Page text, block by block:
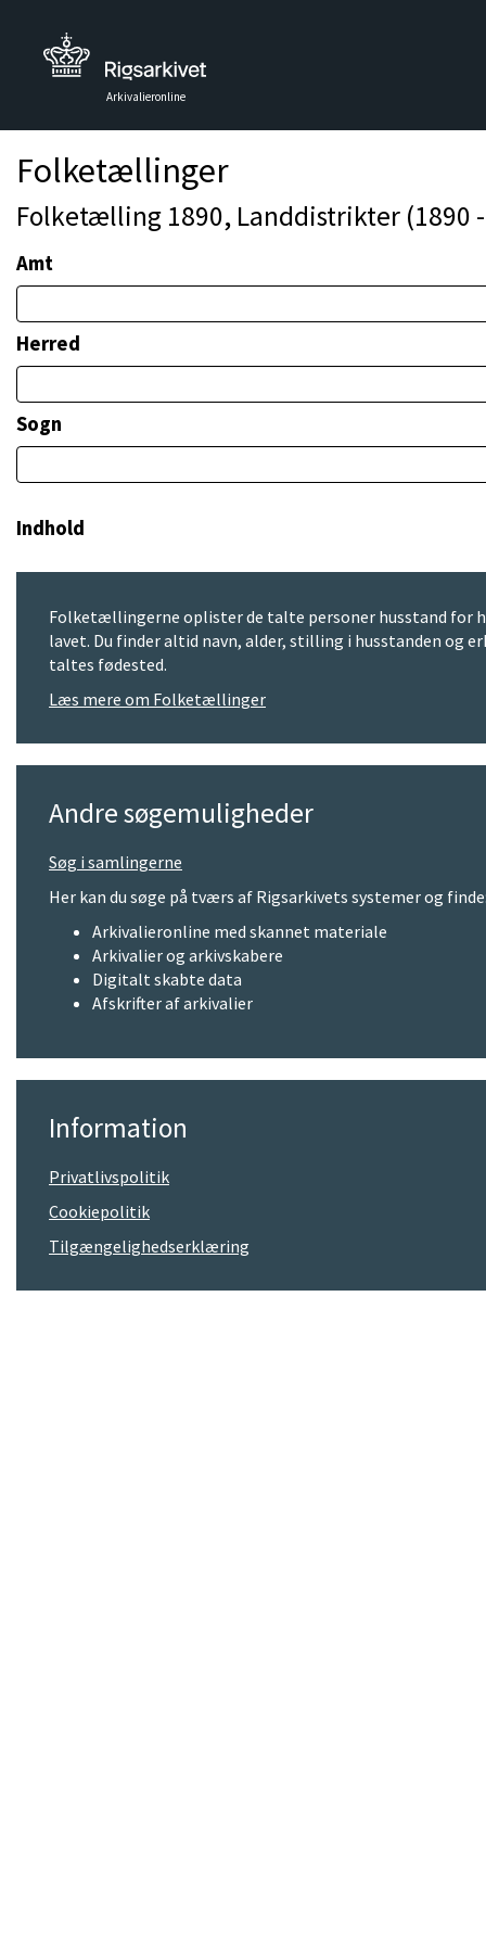
Arkivalieronline
Folketællinger
Folketælling 1890, Landdistrikter (1890
Amt
Herred
Sogn
Indhold
Folketællingerne oplister de talte personer husstand for
lavet. Du finder altid navn, alder, stilling i husstanden og
taltes fødested.
Læs mere om Folketællinger
Andre søgemuligheder
Søg i samlingerne
Her kan du søge på tværs af Rigsarkivets systemer og
Arkivalieronline med skannet materiale
Arkivalier og arkivskabere
Digitalt skabte data
Afskrifter af arkivalier
Information
Privatlivspolitik
Cookiepolitik
Tilgængelighedserklæring